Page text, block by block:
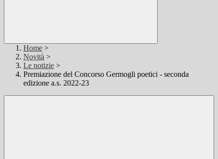
Home >
Novità >
Le notizie >
Premiazione del Concorso Germogli poetici - seconda
edizione a.s. 2022-23